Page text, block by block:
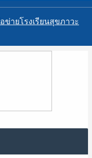
ายโรงเรียนสุขภาวะ